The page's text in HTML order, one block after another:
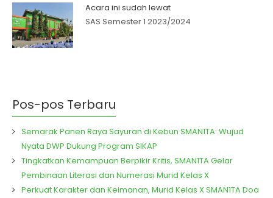
Acara ini sudah lewat
SAS Semester 1 2023/2024
Pos-pos Terbaru
Semarak Panen Raya Sayuran di Kebun SMAN1TA: Wujud
Nyata DWP Dukung Program SIKAP
Tingkatkan Kemampuan Berpikir Kritis, SMAN1TA Gelar
Pembinaan Literasi dan Numerasi Murid Kelas X
Perkuat Karakter dan Keimanan, Murid Kelas X SMAN1TA Doa